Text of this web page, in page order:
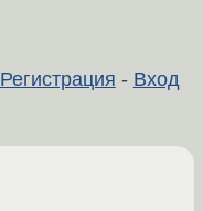
Регистрация - Вход